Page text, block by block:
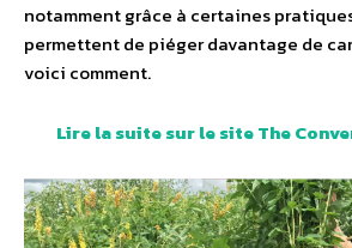
notamment grâce à certaines
permettent de piéger davantage de
voici comment.
Lire la suite sur le site The